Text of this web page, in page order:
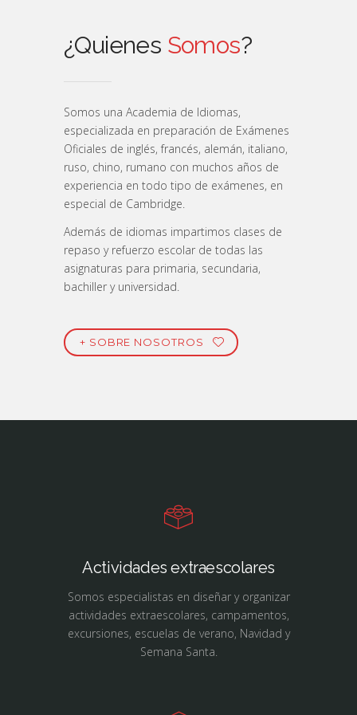
¿Quienes Somos?
Somos una Academia de Idiomas,
especializada en preparación de Exámenes
Oficiales de inglés, francés, alemán, italiano,
ruso, chino, rumano con muchos años de
experiencia en todo tipo de exámenes, en
especial de Cambridge.
Además de idiomas impartimos clases de
repaso y refuerzo escolar de todas las
asignaturas para primaria, secundaria,
bachiller y universidad.
+ SOBRE NOSOTROS
Actividades extraescolares
Somos especialistas en diseñar y organizar
actividades extraescolares, campamentos,
excursiones, escuelas de verano, Navidad y
Semana Santa.